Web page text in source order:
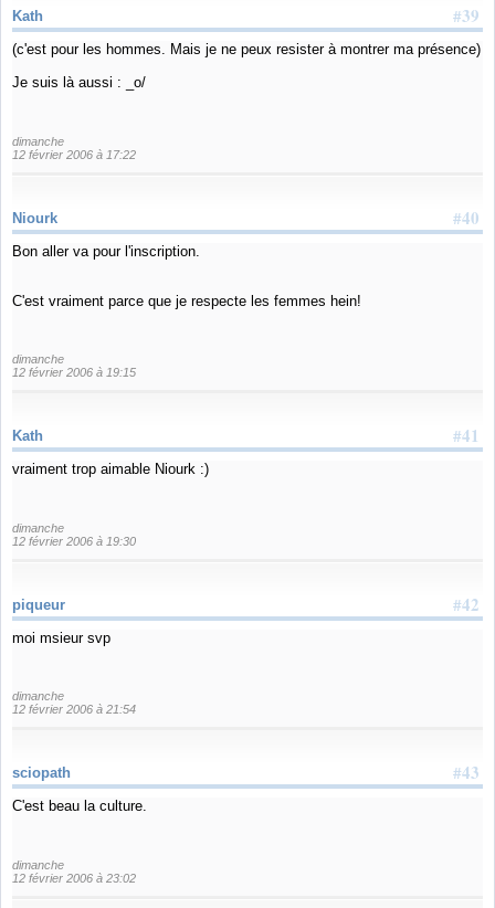
#39
Kath
(c'est pour les hommes. Mais je ne peux resister à montrer ma présence)
Je suis là aussi : _o/
dimanche
12 février 2006 à 17:22
#40
Niourk
Bon aller va pour l'inscription.
C'est vraiment parce que je respecte les femmes hein!
dimanche
12 février 2006 à 19:15
#41
Kath
vraiment trop aimable Niourk :)
dimanche
12 février 2006 à 19:30
#42
piqueur
moi msieur svp
dimanche
12 février 2006 à 21:54
#43
sciopath
C'est beau la culture.
dimanche
12 février 2006 à 23:02